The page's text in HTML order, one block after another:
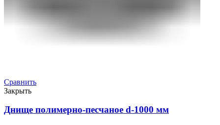
Сравнить
Закрыть
Днище полимерно-песчаное d-1000 мм